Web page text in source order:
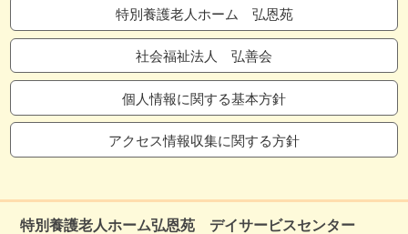
2025年6月
2025年5月
2025年4月
特別養護老人ホーム 弘恩苑
社会福祉法人 弘善会
個人情報に関する基本方針
アクセス情報収集に関する方針
特別養護老人ホーム弘恩苑 デイサービスセンター